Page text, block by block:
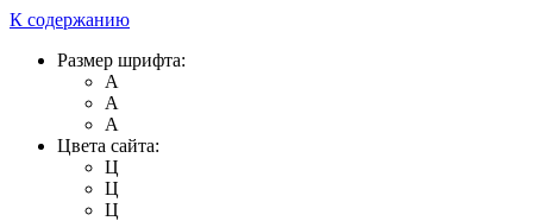
К содержанию
Размер шрифта:
A
A
A
Цвета сайта:
Ц
Ц
Ц